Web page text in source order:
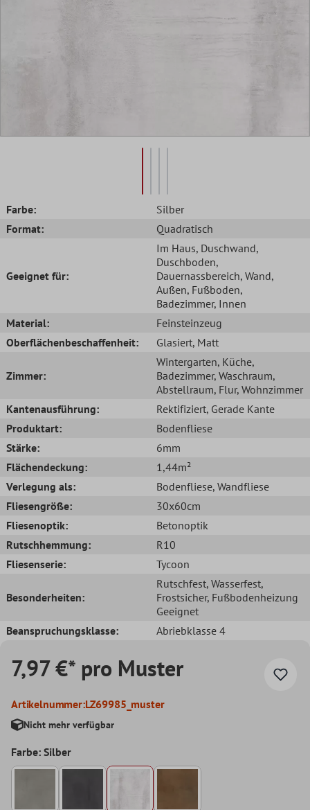
Farbe:
Silber
Format:
Quadratisch
Geeignet für:
Im Haus, Duschwand,
Duschboden,
Dauernassbereich, Wand,
Außen, Fußboden,
Badezimmer, Innen
Material:
Feinsteinzeug
Oberflächenbeschaffenheit:
Glasiert, Matt
Zimmer:
Wintergarten, Küche,
Badezimmer, Waschraum,
Abstellraum, Flur, Wohnzimmer
Kantenausführung:
Rektifiziert, Gerade Kante
Produktart:
Bodenfliese
Stärke:
6mm
Flächendeckung:
1,44m²
Verlegung als:
Bodenfliese, Wandfliese
Fliesengröße:
30x60cm
Fliesenoptik:
Betonoptik
Rutschhemmung:
R10
Fliesenserie:
Tycoon
Besonderheiten:
Rutschfest, Wasserfest,
Frostsicher, Fußbodenheizung
Geeignet
Beanspruchungsklasse:
Abriebklasse 4
7,97 €* pro Muster
Artikelnummer:LZ69985_muster
Nicht mehr verfügbar
Farbe: Silber